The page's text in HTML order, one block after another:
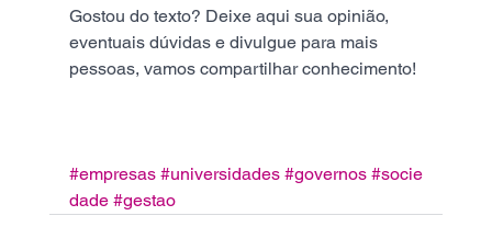
Gostou do texto? Deixe aqui sua opinião,
eventuais dúvidas e divulgue para mais
pessoas, vamos compartilhar conhecimento!
#empresas #universidades #governos #socie
dade #gestao